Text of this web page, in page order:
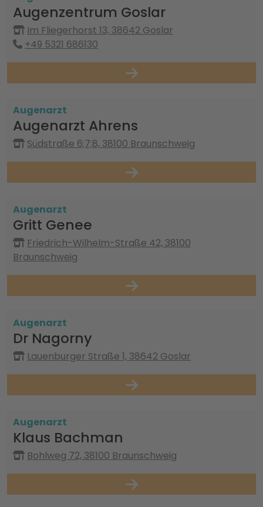
Augenzentrum Goslar
Im Fliegerhorst 13, 38642 Goslar
+49 5321 686130
Augenarzt
Augenarzt Ahrens
Südstraße 6;7;8, 38100 Braunschweig
Augenarzt
Gritt Genee
Friedrich-Wilhelm-Straße 42, 38100
Braunschweig
Augenarzt
Dr Nagorny
Lauenburger Straße 1, 38642 Goslar
Augenarzt
Klaus Bachman
Bohlweg 72, 38100 Braunschweig